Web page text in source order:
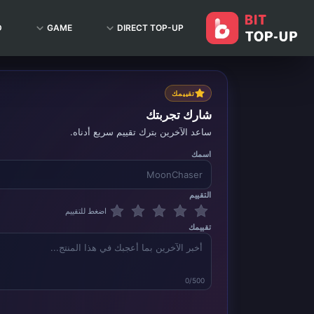
DIRECT TOP-UP
GAME
تقييمك
شارك تجربتك
ساعد الآخرين بترك تقييم سريع أدناه.
اسمك
التقييم
اضغط للتقييم
تقييمك
0/500